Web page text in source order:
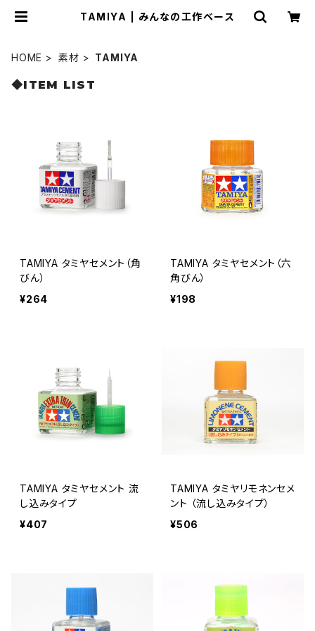
TAMIYA | みんなの工作ベース
HOME 素材 TAMIYA
◆ITEM LIST
TAMIYA タミヤセメント（角
びん）
¥264
TAMIYA タミヤセメント（六
角びん）
¥198
TAMIYA タミヤセメント 流
し込みタイプ
¥407
TAMIYA タミヤリモネンセメ
ント （流し込みタイプ）
¥506